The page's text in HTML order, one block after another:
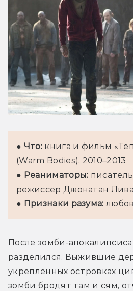
● Что: книга и фильм
(Warm Bodies), 2010–2013
● Реаниматоры:
режиссёр Джонатан
● Признаки разума:
После зомби-
разделился. Выжившие
укреплённых островках
зомби бродят там и сям,